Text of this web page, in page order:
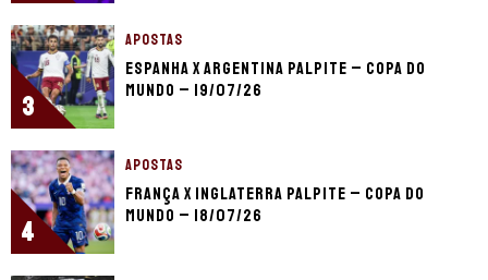
3
APOSTAS
Espanha x Argentina palpite – Copa do
Mundo – 19/07/26
4
APOSTAS
França x Inglaterra palpite – Copa do
Mundo – 18/07/26